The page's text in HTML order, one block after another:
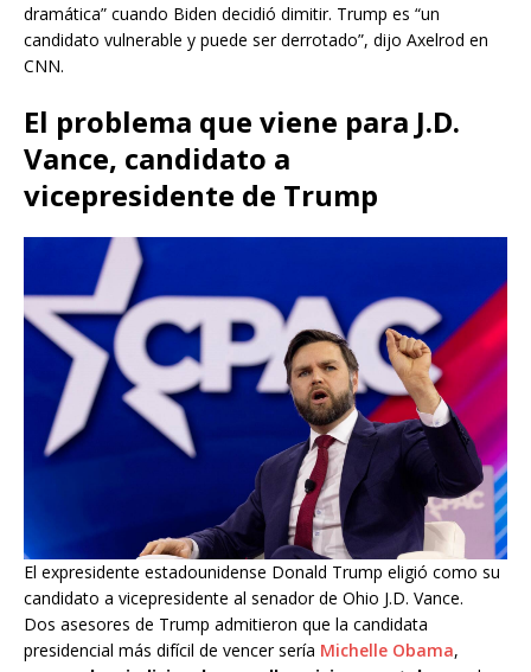
dramática” cuando Biden decidió dimitir. Trump es “un
candidato vulnerable y puede ser derrotado”, dijo Axelrod en
CNN.
El problema que viene para J.D.
Vance, candidato a
vicepresidente de Trump
El expresidente estadounidense Donald Trump eligió como su
candidato a vicepresidente al senador de Ohio J.D. Vance.
Dos asesores de Trump admitieron que la candidata
presidencial más difícil de vencer sería Michelle Obama,